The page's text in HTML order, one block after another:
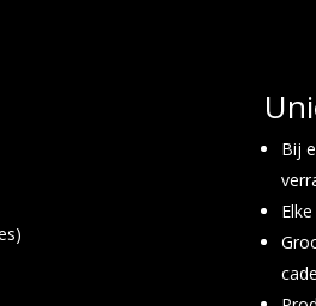
Bij